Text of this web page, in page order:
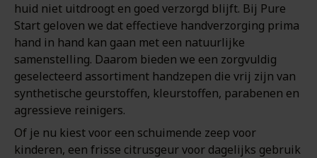
huid niet uitdroogt en goed verzorgd blijft. Bij Pure
Start geloven we dat effectieve handverzorging prima
hand in hand kan gaan met een natuurlijke
samenstelling. Daarom bieden we een zorgvuldig
geselecteerd assortiment handzepen die vrij zijn van
synthetische geurstoffen, kleurstoffen, parabenen en
agressieve reinigers.
Of je nu kiest voor een schuimende zeep voor
kinderen, een frisse citrusgeur voor dagelijks gebruik